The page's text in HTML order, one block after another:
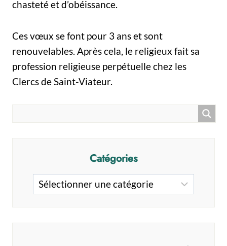
chasteté et d’obéissance.
Ces vœux se font pour 3 ans et sont
renouvelables. Après cela, le religieux fait sa
profession religieuse perpétuelle chez les
Clercs de Saint-Viateur.
Catégories
Catégories